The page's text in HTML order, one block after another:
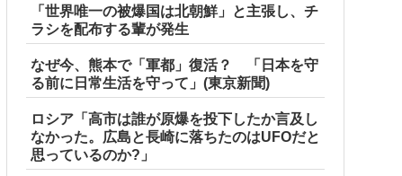
「世界唯一の被爆国は北朝鮮」と主張し、チ
ラシを配布する輩が発生
なぜ今、熊本で「軍都」復活？ 「日本を守
る前に日常生活を守って」(東京新聞)
ロシア「高市は誰が原爆を投下したか言及し
なかった。広島と長崎に落ちたのはUFOだと
思っているのか?」